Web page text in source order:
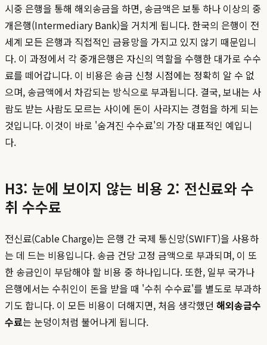
시중 은행을 통해 해외송금을 하면, 송금액은 보통 하나 이상의 중
개은행(Intermediary Bank)을 거치게 됩니다. 한국의 은행이 전
세계 모든 은행과 직접적인 금융망을 가지고 있지 않기 때문입니
다. 이 과정에서 각 중개은행은 자신의 역할을 수행한 대가로 수수
료를 떼어갑니다. 이 비용은 송금 신청 시점에는 정확히 알 수 없
으며, 송금액에서 차감되는 방식으로 부과됩니다. 결국, 보내는 사
람도 받는 사람도 모르는 사이에 돈이 사라지는 경험을 하게 되는
것입니다. 이것이 바로 '숨겨진 수수료'의 가장 대표적인 예입니
다.
H3: 눈에 보이지 않는 비용 2: 전신료와 수
취 수수료
전신료(Cable Charge)는 은행 간 국제 통신망(SWIFT)을 사용하
는 데 드는 비용입니다. 송금 건당 고정 금액으로 부과되며, 이 또
한 송금인이 부담해야 할 비용 중 하나입니다. 또한, 일부 국가나
은행에서는 수취인이 돈을 받을 때 '수취 수수료'를 별도로 부과하
기도 합니다. 이 모든 비용이 더해지면, 처음 생각했던 해외송금수
수료는 눈덩이처럼 불어나게 됩니다.